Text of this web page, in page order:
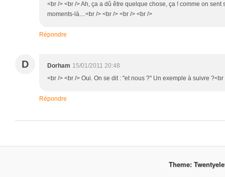
<br /> <br /> Ah, ça a dû être quelque chose, ça ! comme on sent
moments-là....<br /> <br /> <br /> <br />
Répondre
D Dorham 15/01/2011 20:48
<br /> <br /> Oui. On se dit : "et nous ?" Un exemple à suivre ?<br
Répondre
Theme: